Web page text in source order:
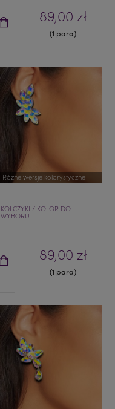
89,00 zł
(1 para)
Różne wersje kolorystyczne
KOLCZYKI / KOLOR DO
WYBORU
89,00 zł
(1 para)